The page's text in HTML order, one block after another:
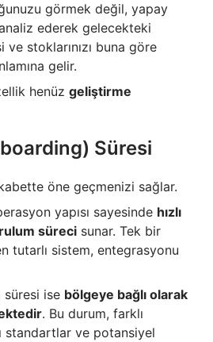
görmek değil, yapay
ederek gelecekteki
stoklarınızı buna göre
gelir.
henüz geliştirme
Süresi
öne geçmenizi sağlar.
yapısı sayesinde hızlı
süreci sunar. Tek bir
tutarlı sistem, entegrasyonu
süresi ise bölgeye bağlı olarak
. Bu durum, farklı
standartlar ve potansiyel